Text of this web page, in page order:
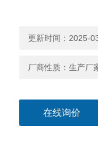
更新时间：2025-
厂商性质：生产厂
在线询价